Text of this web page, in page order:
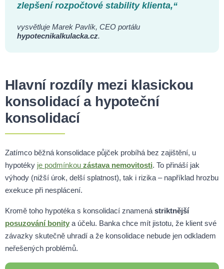
zlepšení rozpočtové stability klienta,“
vysvětluje Marek Pavlík, CEO portálu
hypotecnikalkulacka.cz.
Hlavní rozdíly mezi klasickou
konsolidací a hypoteční
konsolidací
Zatímco běžná konsolidace půjček probíhá bez zajištění, u
hypotéky je podmínkou zástava nemovitosti. To přináší jak
výhody (nižší úrok, delší splatnost), tak i rizika – například hrozbu
exekuce při nesplácení.
Kromě toho hypotéka s konsolidací znamenástriktnější
posuzování bonity a účelu. Banka chce mít jistotu, že klient své
závazky skutečně uhradí a že konsolidace nebude jen odkladem
neřešených problémů.